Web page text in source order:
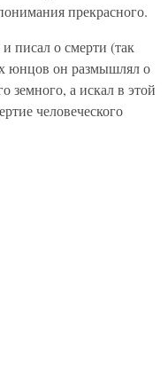
прекрасного.
писал о смерти (так
юнцов он размышлял о
земного, а искал в этой
человеческого